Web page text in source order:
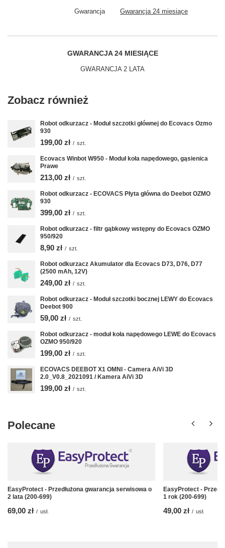
Gwarancja Gwarancja 24 miesiące
GWARANCJA 24 MIESIĄCE
GWARANCJA 2 LATA
Zobacz również
Robot odkurzacz - Moduł szczotki głównej do Ecovacs Ozmo
930
199,00 zł / szt.
Ecovacs Winbot W950 - Moduł koła napędowego, gąsienica
Prawe
213,00 zł / szt.
Robot odkurzacz - ECOVACS Płyta główna do Deebot OZMO
930
399,00 zł / szt.
Robot odkurzacz - filtr gąbkowy wstępny do Ecovacs OZMO
950/920
8,90 zł / szt.
Robot odkurzacz Akumulator dla Ecovacs D73, D76, D77
(2500 mAh, 12V)
249,00 zł / szt.
Robot odkurzacz - Moduł szczotki bocznej LEWY do Ecovacs
Deebot 900
59,00 zł / szt.
Robot odkurzacz - moduł koła napędowego LEWE do Ecovacs
OZMO 950/920
199,00 zł / szt.
ECOVACS DEEBOT X1 OMNI - Camera AiVi 3D
2.0_V0.8_2021091 / Kamera AiVi 3D
199,00 zł / szt.
Polecane
EasyProtect - Przedłużona gwarancja serwisowa o
2 lata (200-699)
69,00 zł / usł.
EasyProtect -
1 rok (200-699)
49,00 zł / usł.